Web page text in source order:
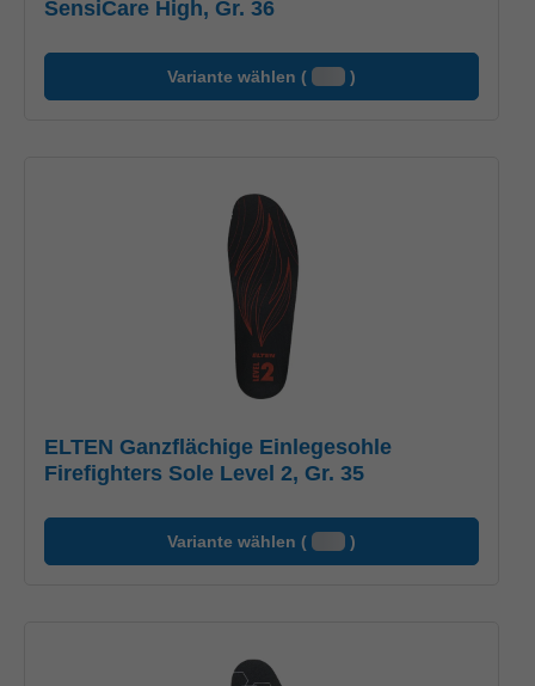
SensiCare High, Gr. 36
Variante wählen ( )
ELTEN Ganzflächige Einlegesohle
Firefighters Sole Level 2, Gr. 35
Variante wählen ( )